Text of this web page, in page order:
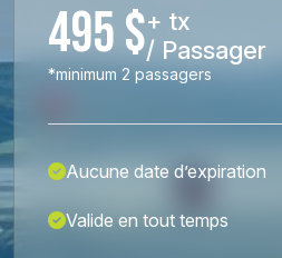
495 $+ tx
/ Passager
*minimum 2 passagers
Aucune date d’expiration
Valide en tout temps